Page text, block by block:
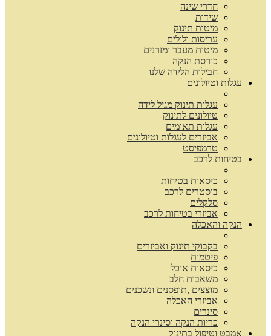
חדרי שינה
שידות
מיטות תינוק
עריסות ולולים
מיטות מעבר ומזרנים
כורסת הנקה
חבילות הלידה שלנו
עגלות וטיולונים
עגלות תינוק מגיל לידה
טיולונים לתינוק
עגלות תאומים
אביזרים לעגלות וטיולונים
טרמפיסט
בטיחות לרכב
כיסאות בטיחות
בוסטרים לרכב
סלקלים
אביזרי בטיחות לרכב
הנקה והאכלה
בקבוקי תינוק ואביזרים
פיטמות
כיסאות אוכל
משאבות חלב
מוצצים ,תופסנים ונשכנים
אביזרי האכלה
סינרים
כריות הנקה וסינרי הנקה
אמבט וטיפול בתינוק